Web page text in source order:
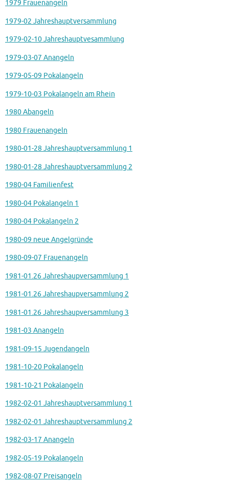
1979 Frauenangeln
1979-02 Jahreshauptversammlung
1979-02-10 Jahreshauptvesammlung
1979-03-07 Anangeln
1979-05-09 Pokalangeln
1979-10-03 Pokalangeln am Rhein
1980 Abangeln
1980 Frauenangeln
1980-01-28 Jahreshauptversammlung 1
1980-01-28 Jahreshauptversammlung 2
1980-04 Familienfest
1980-04 Pokalangeln 1
1980-04 Pokalangeln 2
1980-09 neue Angelgründe
1980-09-07 Frauenangeln
1981-01.26 Jahreshaupversammlung 1
1981-01.26 Jahreshaupversammlung 2
1981-01.26 Jahreshaupversammlung 3
1981-03 Anangeln
1981-09-15 Jugendangeln
1981-10-20 Pokalangeln
1981-10-21 Pokalangeln
1982-02-01 Jahreshauptversammlung 1
1982-02-01 Jahreshauptversammlung 2
1982-03-17 Anangeln
1982-05-19 Pokalangeln
1982-08-07 Preisangeln